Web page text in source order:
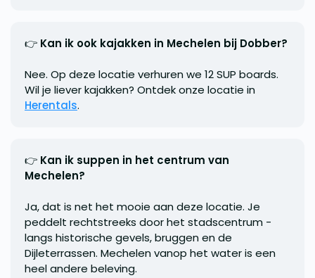
👉 Kan ik ook kajakken in Mechelen bij Dobber?
Nee. Op deze locatie verhuren we 12 SUP boards.
Wil je liever kajakken? Ontdek onze locatie in
Herentals.
👉 Kan ik suppen in het centrum van
Mechelen?
Ja, dat is net het mooie aan deze locatie. Je
peddelt rechtstreeks door het stadscentrum -
langs historische gevels, bruggen en de
Dijleterrassen. Mechelen vanop het water is een
heel andere beleving.